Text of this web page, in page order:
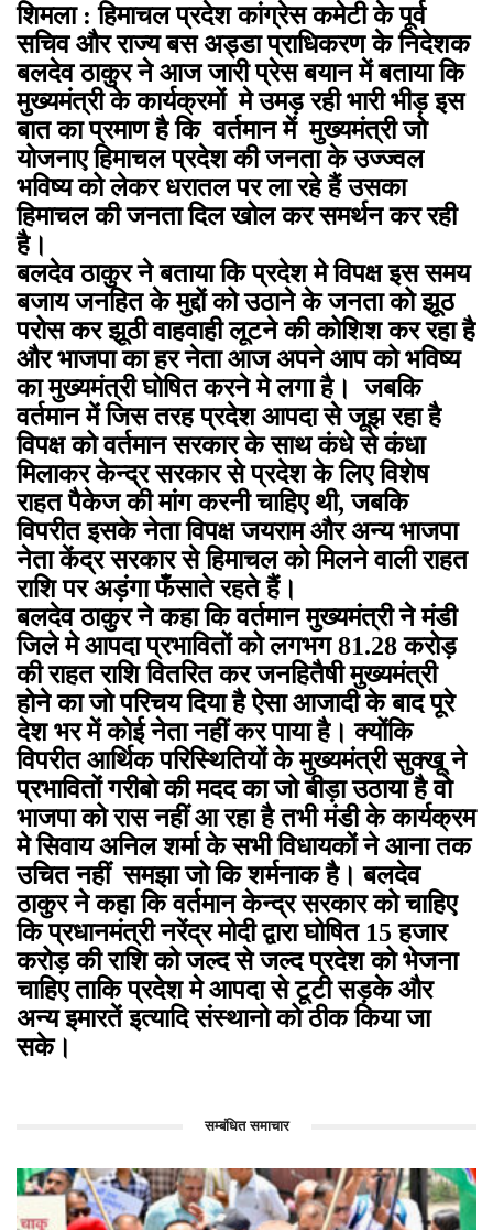
शिमला : हिमाचल प्रदेश कांग्रेस कमेटी के पूर्व
सचिव और राज्य बस अड्डा प्राधिकरण के निदेशक
बलदेव ठाकुर ने आज जारी प्रेस बयान में बताया कि
मुख्यमंत्री के कार्यक्रमों मे उमड़ रही भारी भीड़ इस
बात का प्रमाण है कि वर्तमान में मुख्यमंत्री जो
योजनाए हिमाचल प्रदेश की जनता के उज्ज्वल
भविष्य को लेकर धरातल पर ला रहे हैं उसका
हिमाचल की जनता दिल खोल कर समर्थन कर रही
है।
बलदेव ठाकुर ने बताया कि प्रदेश मे विपक्ष इस समय
बजाय जनहित के मुद्दों को उठाने के जनता को झूठ
परोस कर झूठी वाहवाही लूटने की कोशिश कर रहा है
और भाजपा का हर नेता आज अपने आप को भविष्य
का मुख्यमंत्री घोषित करने मे लगा है। जबकि
वर्तमान में जिस तरह प्रदेश आपदा से जूझ रहा है
विपक्ष को वर्तमान सरकार के साथ कंधे से कंधा
मिलाकर केन्द्र सरकार से प्रदेश के लिए विशेष
राहत पैकेज की मांग करनी चाहिए थी, जबकि
विपरीत इसके नेता विपक्ष जयराम और अन्य भाजपा
नेता केंद्र सरकार से हिमाचल को मिलने वाली राहत
राशि पर अड़ंगा फँसाते रहते हैं।
बलदेव ठाकुर ने कहा कि वर्तमान मुख्यमंत्री ने मंडी
जिले मे आपदा प्रभावितों को लगभग 81.28 करोड़
की राहत राशि वितरित कर जनहितैषी मुख्यमंत्री
होने का जो परिचय दिया है ऐसा आजादी के बाद पूरे
देश भर में कोई नेता नहीं कर पाया है। क्योंकि
विपरीत आर्थिक परिस्थितियों के मुख्यमंत्री सुक्खू ने
प्रभावितों गरीबो की मदद का जो बीड़ा उठाया है वो
भाजपा को रास नहीं आ रहा है तभी मंडी के कार्यक्रम
मे सिवाय अनिल शर्मा के सभी विधायकों ने आना तक
उचित नहीं समझा जो कि शर्मनाक है। बलदेव
ठाकुर ने कहा कि वर्तमान केन्द्र सरकार को चाहिए
कि प्रधानमंत्री नरेंद्र मोदी द्वारा घोषित 15 हजार
करोड़ की राशि को जल्द से जल्द प्रदेश को भेजना
चाहिए ताकि प्रदेश मे आपदा से टूटी सड़के और
अन्य इमारतें इत्यादि संस्थानो को ठीक किया जा
सके।
सम्बंधित समाचार